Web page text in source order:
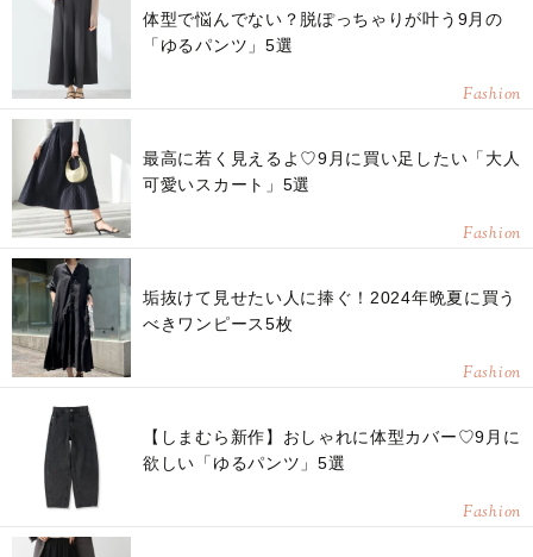
体型で悩んでない？脱ぽっちゃりが叶う9月の
「ゆるパンツ」5選
Fashion
最高に若く見えるよ♡9月に買い足したい「大人
可愛いスカート」5選
Fashion
垢抜けて見せたい人に捧ぐ！2024年晩夏に買う
べきワンピース5枚
Fashion
【しまむら新作】おしゃれに体型カバー♡9月に
欲しい「ゆるパンツ」5選
Fashion